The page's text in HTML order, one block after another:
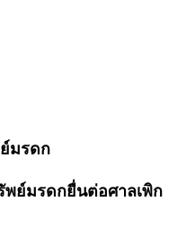
มรดก
ย์มรดกยื่นต่อศาลเพิก